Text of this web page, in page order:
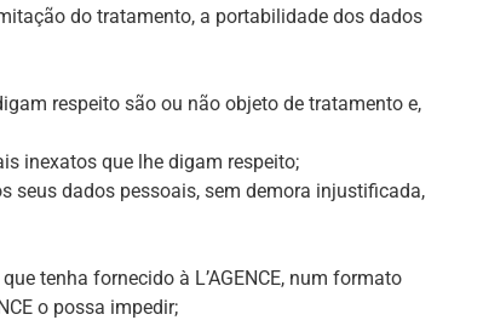
do tratamento, a portabilidade dos dados
respeito são ou não objeto de tratamento e,
inexatos que lhe digam respeito;
seus dados pessoais, sem demora injustificada,
tenha fornecido à L’AGENCE, num formato
o possa impedir;